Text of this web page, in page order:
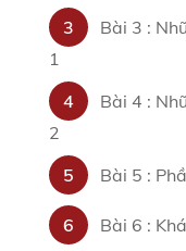
3
Bài 3 :
1
4
Bài 4 :
2
5
Bài 5 :
6 Bài 6 :